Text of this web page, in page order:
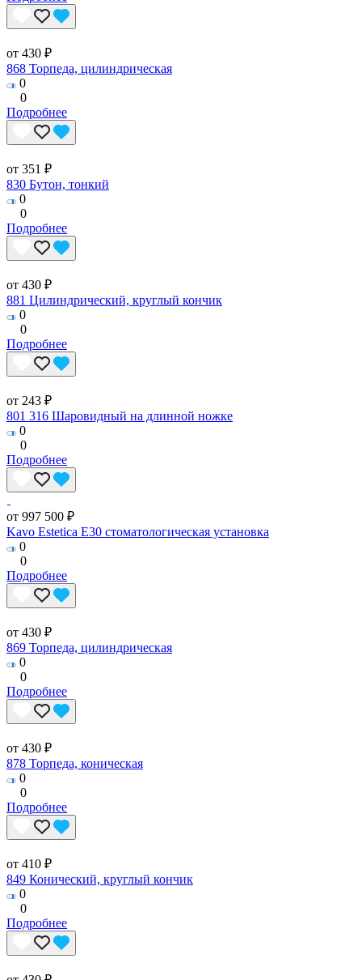
от 430 ₽
868 Торпеда, цилиндрическая
0
0
Подробнее
от 351 ₽
830 Бутон, тонкий
0
0
Подробнее
от 430 ₽
881 Цилиндрический, круглый кончик
0
0
Подробнее
от 243 ₽
801 316 Шаровидный на длинной ножке
0
0
Подробнее
от 997 500 ₽
Kavo Estetica E30 стоматологическая установка
0
0
Подробнее
от 430 ₽
869 Торпеда, цилиндрическая
0
0
Подробнее
от 430 ₽
878 Торпеда, коническая
0
0
Подробнее
от 410 ₽
849 Конический, круглый кончик
0
0
Подробнее